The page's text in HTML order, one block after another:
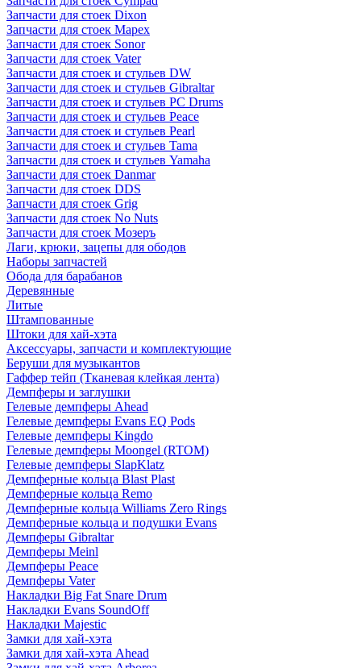
Запчасти для стоек Dixon
Запчасти для стоек Mapex
Запчасти для стоек Sonor
Запчасти для стоек Vater
Запчасти для стоек и стульев DW
Запчасти для стоек и стульев Gibraltar
Запчасти для стоек и стульев PC Drums
Запчасти для стоек и стульев Peace
Запчасти для стоек и стульев Pearl
Запчасти для стоек и стульев Tama
Запчасти для стоек и стульев Yamaha
Запчасти для стоек Danmar
Запчасти для стоек DDS
Запчасти для стоек Grig
Запчасти для стоек No Nuts
Запчасти для стоек Мозеръ
Лаги, крюки, зацепы для ободов
Наборы запчастей
Обода для барабанов
Деревянные
Литые
Штампованные
Штоки для хай-хэта
Аксессуары, запчасти и комплектующие
Беруши для музыкантов
Гаффер тейп (Тканевая клейкая лента)
Демпферы и заглушки
Гелевые демпферы Ahead
Гелевые демпферы Evans EQ Pods
Гелевые демпферы Kingdo
Гелевые демпферы Moongel (RTOM)
Гелевые демпферы SlapKlatz
Демпферные кольца Blast Plast
Демпферные кольца Remo
Демпферные кольца Williams Zero Rings
Демпферные кольца и подушки Evans
Демпферы Gibraltar
Демпферы Meinl
Демпферы Peace
Демпферы Vater
Накладки Big Fat Snare Drum
Накладки Evans SoundOff
Накладки Majestic
Замки для хай-хэта
Замки для хай-хэта Ahead